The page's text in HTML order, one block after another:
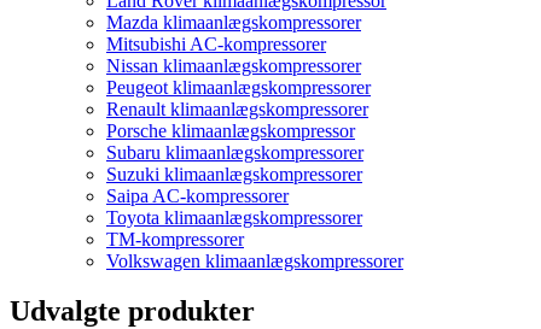
Mazda klimaanlægskompressorer
Mitsubishi AC-kompressorer
Nissan klimaanlægskompressorer
Peugeot klimaanlægskompressorer
Renault klimaanlægskompressorer
Porsche klimaanlægskompressor
Subaru klimaanlægskompressorer
Suzuki klimaanlægskompressorer
Saipa AC-kompressorer
Toyota klimaanlægskompressorer
TM-kompressorer
Volkswagen klimaanlægskompressorer
Udvalgte produkter